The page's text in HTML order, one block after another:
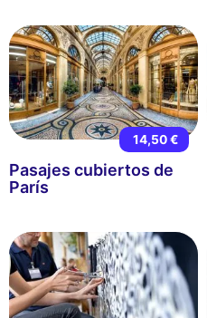
14,50 €
Pasajes cubiertos de
París